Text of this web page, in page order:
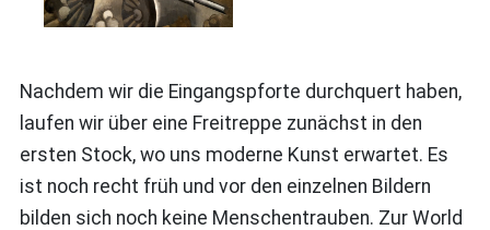
Nachdem wir die Eingangspforte durchquert haben,
laufen wir über eine Freitreppe zunächst in den
ersten Stock, wo uns moderne Kunst erwartet. Es
ist noch recht früh und vor den einzelnen Bildern
bilden sich noch keine Menschentrauben. Zur World